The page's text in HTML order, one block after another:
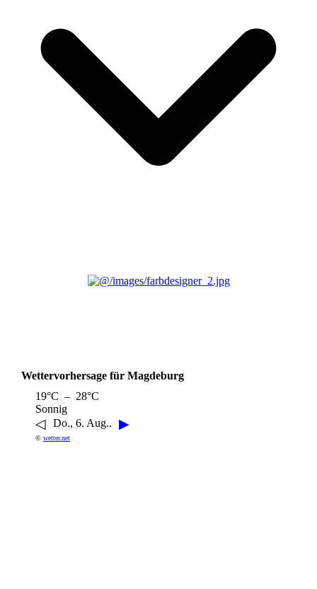
Wettervorhersage für Magdeburg
19°C – 28°C
Sonnig
◁ Do., 6. Aug.. ▶
© wetter.net